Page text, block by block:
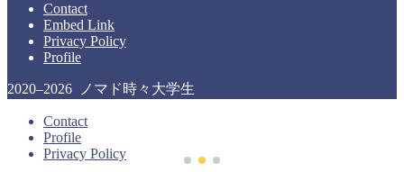
Contact
Embed Link
Privacy Policy
Profile
2020–2026 ノマド時々大学生
Contact
Profile
Privacy Policy